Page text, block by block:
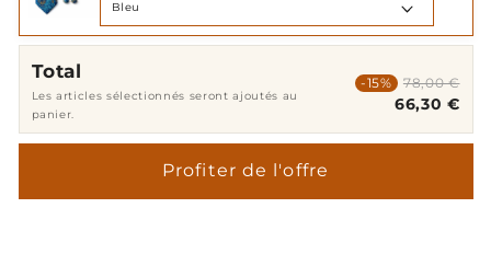
Total
Les articles sélectionnés seront ajoutés au
panier.
-15% 78,00 €
66,30 €
Profiter de l'offre